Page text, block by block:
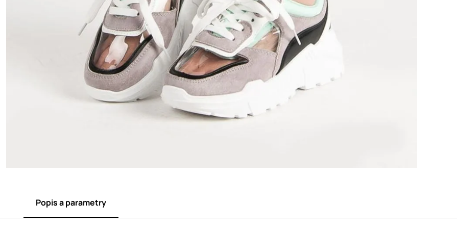
Popis a parametry